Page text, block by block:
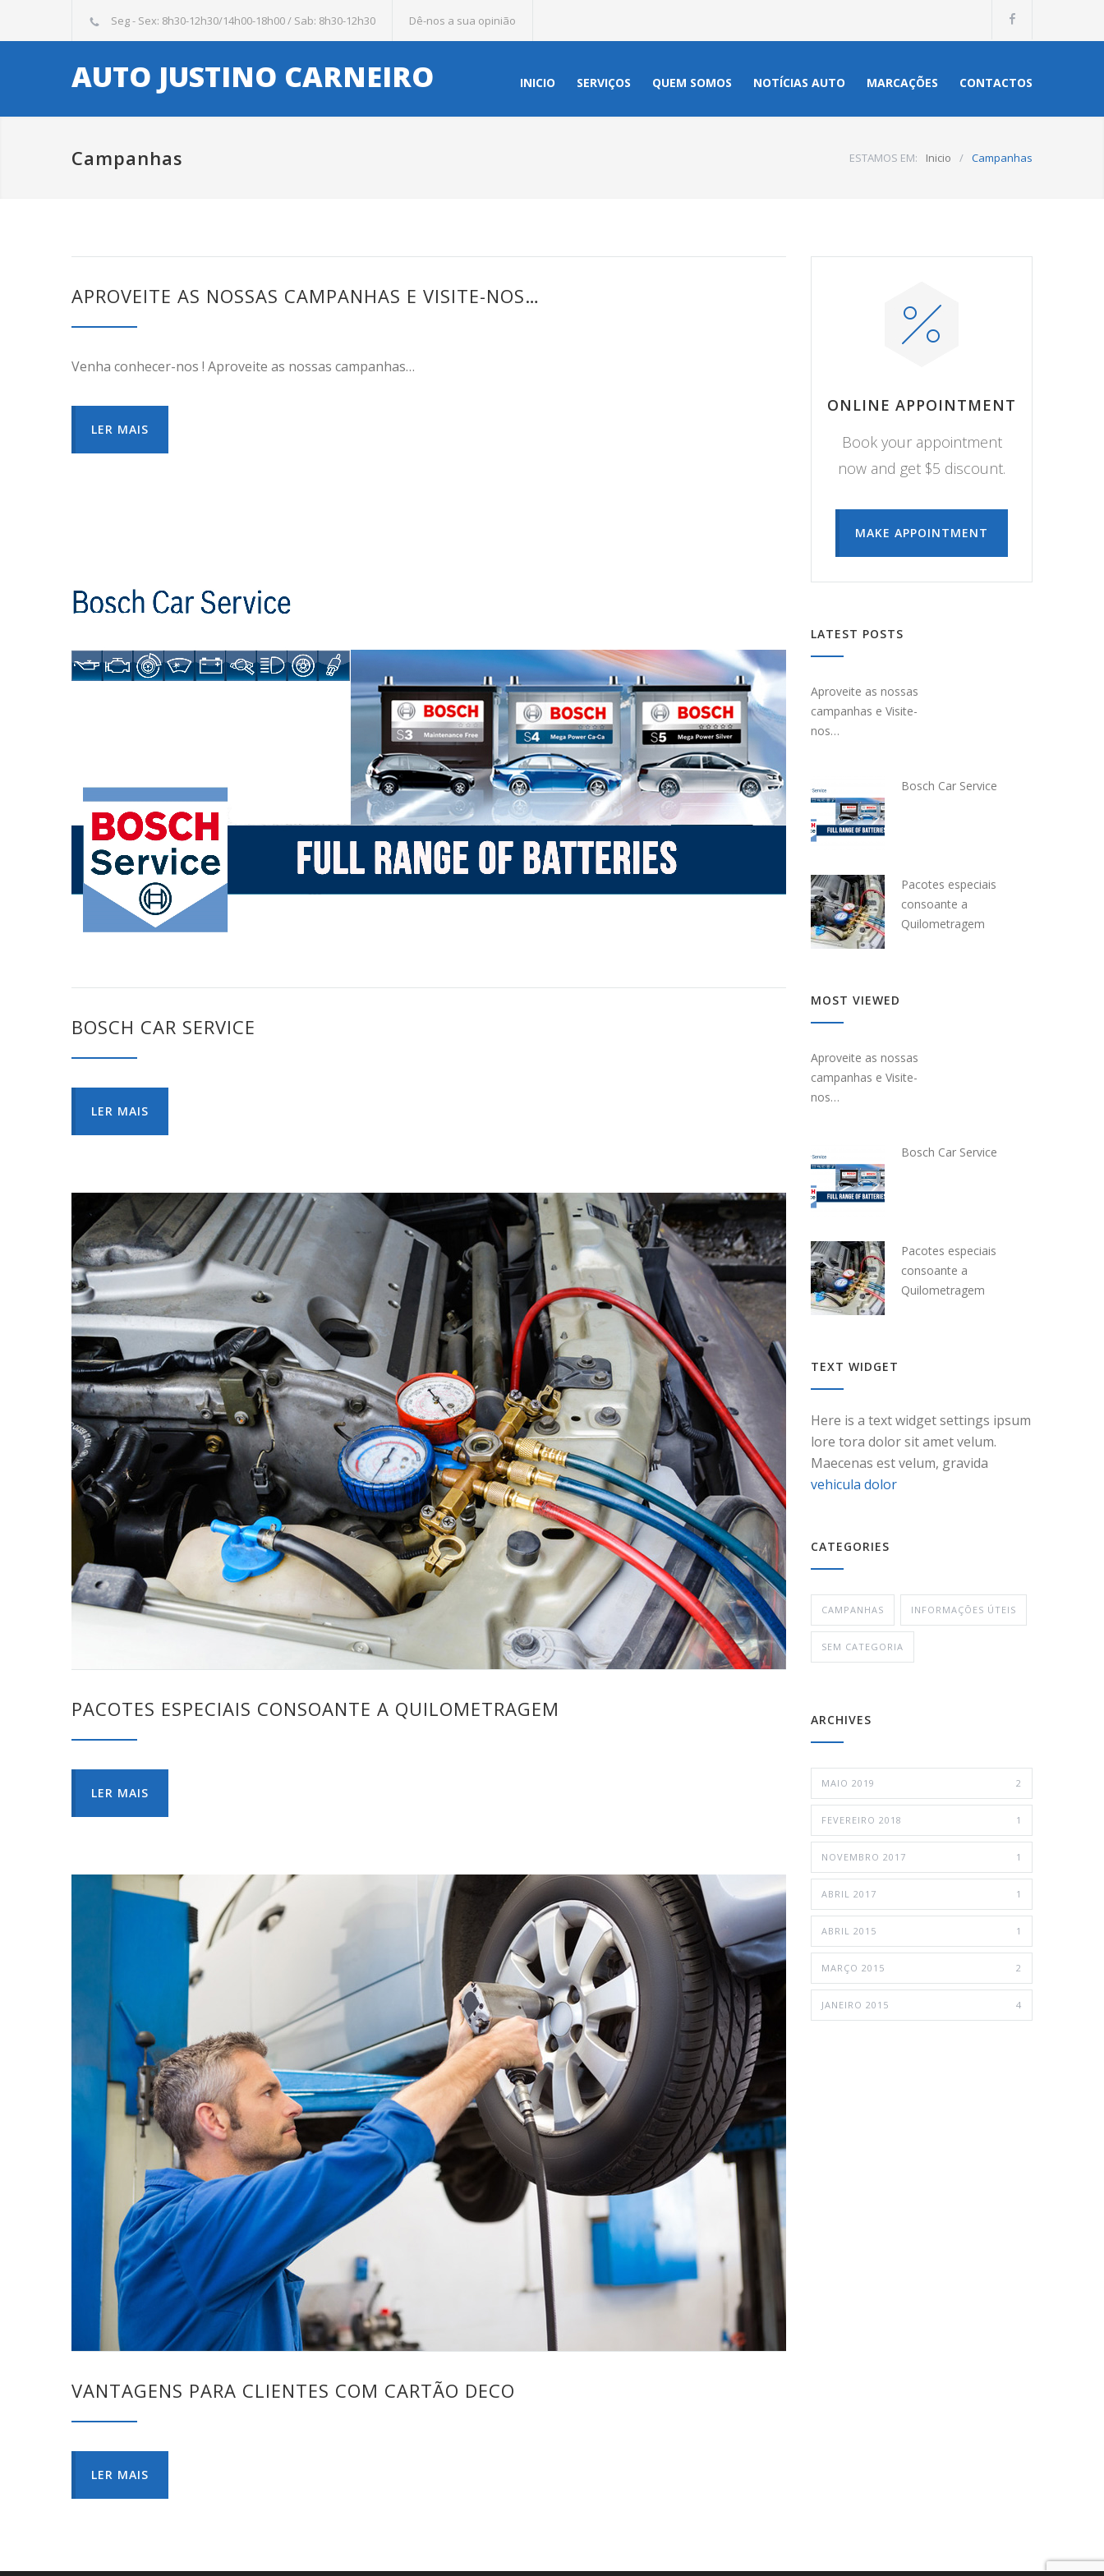
Seg - Sex: 8h30-12h30/14h00-18h00 / Sab: 8h30-12h30 Dê-nos a sua opinião
AUTO JUSTINO CARNEIRO INICIO SERVIÇOS QUEM SOMOS NOTÍCIAS AUTO MARCAÇÕES CONTACTOS
Campanhas ESTAMOS EM: Inicio / Campanhas
APROVEITE AS NOSSAS CAMPANHAS E VISITE-NOS…
Venha conhecer-nos ! Aproveite as nossas campanhas…
LER MAIS
BOSCH CAR SERVICE
LER MAIS
PACOTES ESPECIAIS CONSOANTE A QUILOMETRAGEM
LER MAIS
VANTAGENS PARA CLIENTES COM CARTÃO DECO
LER MAIS
ONLINE APPOINTMENT
Book your appointment
now and get $5 discount.
MAKE APPOINTMENT
LATEST POSTS
Aproveite as nossas
campanhas e Visite-
nos…
Bosch Car Service
Pacotes especiais
consoante a
Quilometragem
MOST VIEWED
Aproveite as nossas
campanhas e Visite-
nos…
Bosch Car Service
Pacotes especiais
consoante a
Quilometragem
TEXT WIDGET
Here is a text widget settings ipsum
lore tora dolor sit amet velum.
Maecenas est velum, gravida
vehicula dolor
CATEGORIES
CAMPANHAS INFORMAÇÕES ÚTEIS
SEM CATEGORIA
ARCHIVES
MAIO 2019 2
FEVEREIRO 2018 1
NOVEMBRO 2017 1
ABRIL 2017 1
ABRIL 2015 1
MARÇO 2015 2
JANEIRO 2015 4